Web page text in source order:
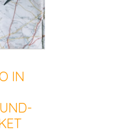
IN